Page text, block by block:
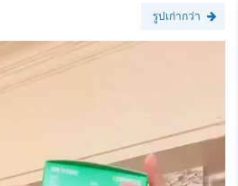
รูปเก่ากว่า